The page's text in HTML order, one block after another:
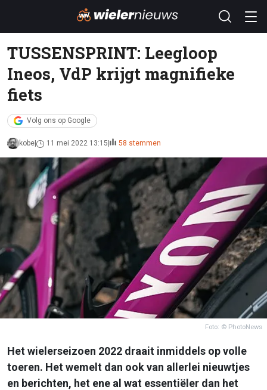
TUSSENSPRINT: Leegloop
Ineos, VdP krijgt magnifieke
fiets
Volg ons op Google
kobe 11 mei 2022 13:15 58 stemmen
Foto: © PhotoNews
Het wielerseizoen 2022 draait inmiddels op volle
toeren. Het wemelt dan ook van allerlei nieuwtjes
en berichten, het ene al wat essentiëler dan het